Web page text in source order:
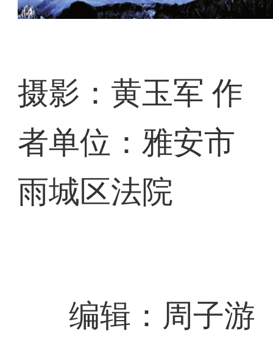
摄影：黄玉军 作
者单位：雅安市
雨城区法院
编辑：周子游